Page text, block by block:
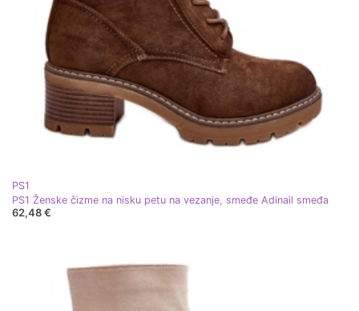
PS1
PS1 Ženske čizme na nisku petu na vezanje, smeđe Adinail smeđa
62,48 €